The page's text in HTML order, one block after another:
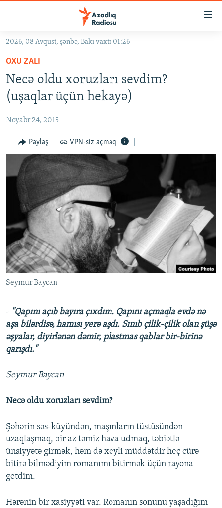
Əsas
qayıt
Əsas
naviqasiyaya
qayıt
Axtarışa
KORRUPSIOMETR
#ƏSLINDƏ
FƏRQƏ BAX
QANUNI DOĞRU
ARAŞDIRMA
MULTIMEDIA
VIDEO
FOTOQALEREYA
İNFOQRAFIKA
KARIKATURA
RADIO ARXIV
OXU ZALI
AZƏRBAYCAN ƏDƏBIYYATI KITABXANASI
İSLAM VƏ DEMOKRATIYA
İZ - MƏDƏNIYYƏT PROQRAMI
HAQQIMIZDA
MISSIYAMIZ
PEŞƏ ETIKASI VƏ JURNALISTIKA STANDARTLARIMIZ
MATERIALLARIMIZDAN ISTIFADƏ
AZADLIQRADIOSU MOBIL TELEFONUNUZDA
XƏBƏR BÜLLETENLƏRIMIZ
BIZI IZLƏ
RFE/RL-in bütün saytları
2026, 08 Avqust, şənbə, Bakı vaxtı 01:26
OXU ZALI
Necə oldu xoruzları sevdim?
(uşaqlar üçün hekayə)
Noyabr 24, 2015
Paylaş VPN-siz açmaq
Seymur Baycan
- "Qapını açıb bayıra çıxdım. Qapını açmaqla evdə nə
aşa bilərdisə, hamısı yerə aşdı. Sınıb çilik-çilik olan şüşə
əşyalar, diyirlənən dəmir, plastmas qablar bir-birinə
qarışdı."
Seymur Baycan
Necə oldu xoruzları sevdim?
Şəhərin səs-küyündən, maşınların tüstüsündən
uzaqlaşmaq, bir az təmiz hava udmaq, təbiətlə
ünsiyyətə girmək, həm də xeyli müddətdir heç cürə
bitirə bilmədiyim romanımı bitirmək üçün rayona
getdim.
Hərənin bir xasiyyəti var. Romanın sonunu yaşadığım